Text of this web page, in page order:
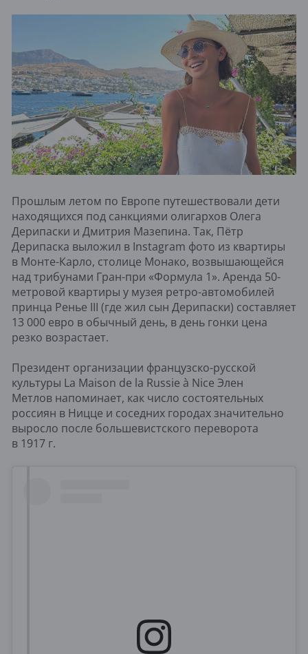
Прошлым летом по Европе путешествовали дети
находящихся под санкциями олигархов Олега
Дерипаски и Дмитрия Мазепина. Так, Пётр
Дерипаска выложил в Instagram фото из квартиры
в Монте-Карло, столице Монако, возвышающейся
над трибунами Гран-при «Формула 1». Аренда 50-
метровой квартиры у музея ретро-автомобилей
принца Ренье III (где жил сын Дерипаски) составляет
13 000 евро в обычный день, в день гонки цена
резко возрастает.
Президент организации французско-русской
культуры La Maison de la Russie à Nice Элен
Метлов напоминает, как число состоятельных
россиян в Ницце и соседних городах значительно
выросло после большевистского переворота
в 1917 г.